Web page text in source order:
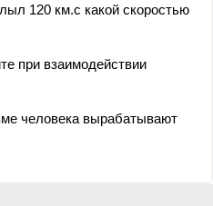
120 км.с какой скоростью
при взаимодействии
человека вырабатывают